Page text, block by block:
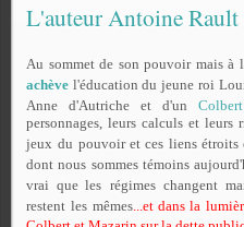
L'auteur Antoine Rault
Au sommet de son pouvoir mais à
achève l'éducation du jeune roi
Anne d'Autriche
et d'un Colbert
personnages, leurs calculs et leurs
jeux du pouvoir et ces liens étroits
dont nous sommes témoins
vrai que les régimes changent
restent les mêmes...et dans la